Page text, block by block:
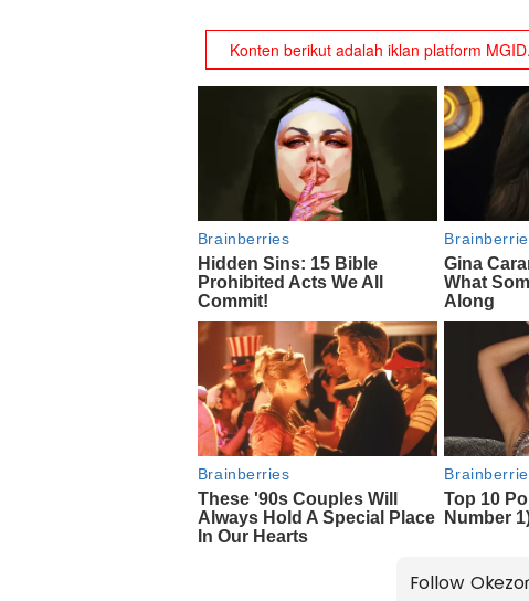
Follow